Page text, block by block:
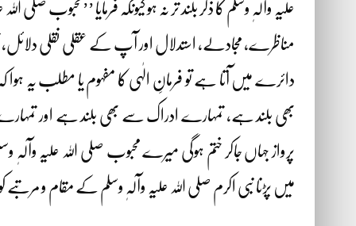
علیہ وآلہٖ وسلم کا ذکر بلند تر نہ ہو کیونکہ فرمایا
مناظرے، مجادلے، استدلال اور آپ کے عقلی نقلی
دائرے میں آتا ہے تو فرمانِ الٰہی کا مفہوم یا مطلب یہ
بھی بلند ہے، تمہارے ادراک سے بھی بلند ہے اور
پرواز جہاں جاکر ختم ہوگی میرے محبوب صلی اللہ علیہ
میں پڑنا نبی اکرم صلی اللہ علیہ وآلہٖ وسلم کے مقام و